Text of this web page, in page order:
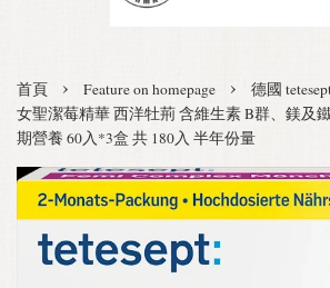
首頁 › Feature on homepage ›
德國
女聖潔莓精華 西洋牡荊 含維生素 B群、鎂及
期營養 60入*3盒 共 180入 半年份量